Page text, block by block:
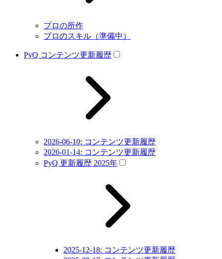
プロの所作
プロのスキル（準備中）
PyQ コンテンツ更新履歴
2026-06-10: コンテンツ更新履歴
2026-01-14: コンテンツ更新履歴
PyQ 更新履歴 2025年
2025-12-18: コンテンツ更新履歴